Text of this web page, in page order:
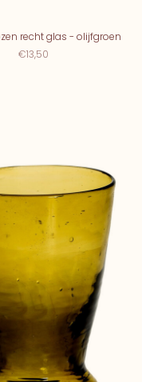
recht glas - olijfgroen
€13,50